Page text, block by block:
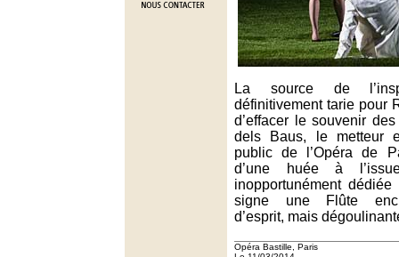
La source de
définitivement tarie pour
d’effacer le souvenir
dels Baus, le metteur
public de l’Opéra de
d’une huée à
inopportunément
signe une Flûte
d’esprit, mais
Opéra Bastille, Paris